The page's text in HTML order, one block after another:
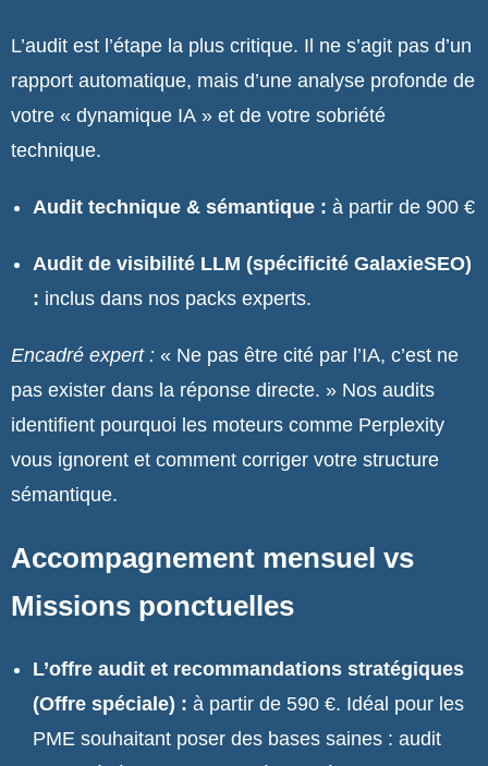
L’audit est l’étape la plus critique. Il ne s’agit pas d’un
rapport automatique, mais d’une analyse profonde de
votre « dynamique IA » et de votre sobriété
technique.
Audit technique & sémantique : à partir de 900 €
Audit de visibilité LLM (spécificité GalaxieSEO)
: inclus dans nos packs experts.
Encadré expert : « Ne pas être cité par l’IA, c’est ne
pas exister dans la réponse directe. » Nos audits
identifient pourquoi les moteurs comme Perplexity
vous ignorent et comment corriger votre structure
sémantique.
Accompagnement mensuel vs
Missions ponctuelles
L’offre audit et recommandations stratégiques
(Offre spéciale) : à partir de 590 €. Idéal pour les
PME souhaitant poser des bases saines : audit